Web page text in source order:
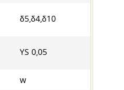
δ5,δ4,δ10
YS 0,05
w